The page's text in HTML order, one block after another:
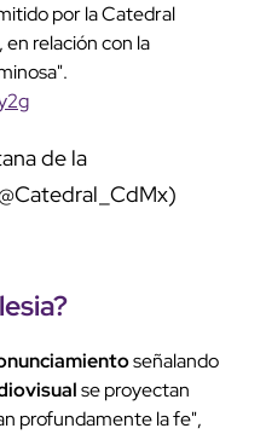
por la Catedral
relación con la
de la
señalando
se proyectan
profundamente la fe",